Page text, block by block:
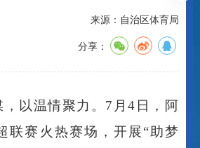
来源：自治区体育局
分享：
以温情聚力。 7月4日，阿
联赛火热赛场，开展“助梦